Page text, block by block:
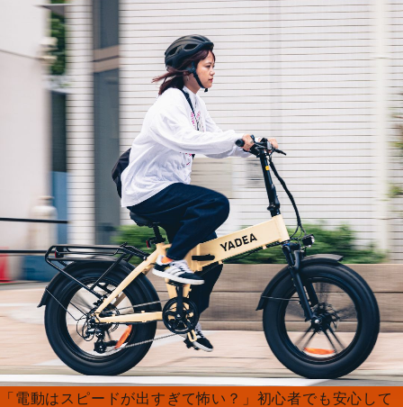
「電動はスピードが出すぎて怖い？」初心者でも安心して